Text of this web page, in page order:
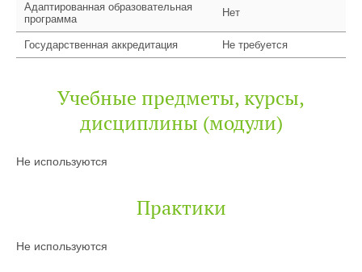
Адаптированная образовательная
программа
Нет
Государственная аккредитация Не требуется
Учебные предметы, курсы,
дисциплины (модули)
Не используются
Практики
Не используются